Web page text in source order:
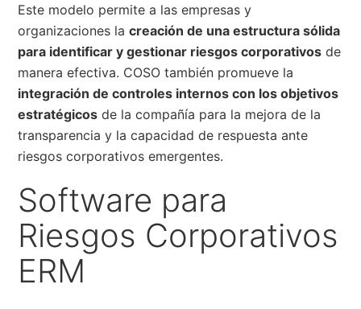
Este modelo permite a las empresas y
organizaciones lacreación de una estructura sólida
para identificar y gestionar riesgos corporativos de
manera efectiva. COSO también promueve la
integración de controles internos con los objetivos
estratégicos de la compañía para la mejora de la
transparencia y la capacidad de respuesta ante
riesgos corporativos emergentes.
Software para
Riesgos Corporativos
ERM